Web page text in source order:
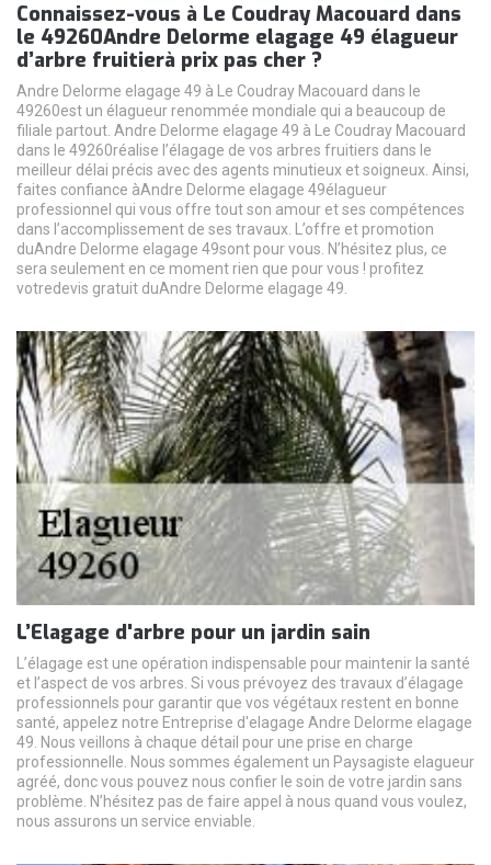
Connaissez-vous à Le Coudray Macouard dans
le 49260Andre Delorme elagage 49 élagueur
d’arbre fruitierà prix pas cher ?
Andre Delorme elagage 49 à Le Coudray Macouard dans le
49260est un élagueur renommée mondiale qui a beaucoup de
filiale partout. Andre Delorme elagage 49 à Le Coudray Macouard
dans le 49260réalise l’élagage de vos arbres fruitiers dans le
meilleur délai précis avec des agents minutieux et soigneux. Ainsi,
faites confiance àAndre Delorme elagage 49élagueur
professionnel qui vous offre tout son amour et ses compétences
dans l’accomplissement de ses travaux. L’offre et promotion
duAndre Delorme elagage 49sont pour vous. N’hésitez plus, ce
sera seulement en ce moment rien que pour vous ! profitez
votredevis gratuit duAndre Delorme elagage 49.
L’Elagage d'arbre pour un jardin sain
L’élagage est une opération indispensable pour maintenir la santé
et l’aspect de vos arbres. Si vous prévoyez des travaux d’élagage
professionnels pour garantir que vos végétaux restent en bonne
santé, appelez notre Entreprise d'elagage Andre Delorme elagage
49. Nous veillons à chaque détail pour une prise en charge
professionnelle. Nous sommes également un Paysagiste elagueur
agréé, donc vous pouvez nous confier le soin de votre jardin sans
problème. N’hésitez pas de faire appel à nous quand vous voulez,
nous assurons un service enviable.